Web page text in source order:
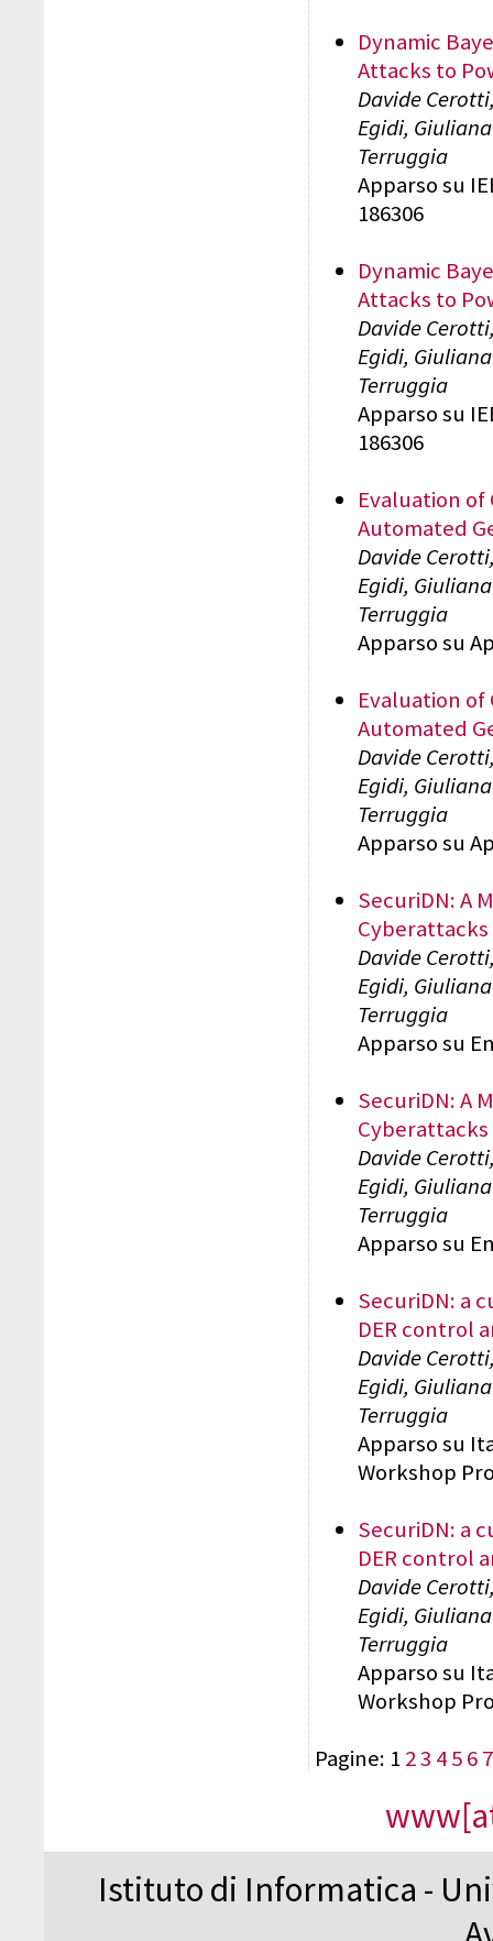
Dynamic
Attacks to
Davide
Egidi,
Terruggia
Apparso su
186306
Dynamic
Attacks to
Davide
Egidi,
Terruggia
Apparso su
186306
Evaluation
Automated
Davide
Egidi,
Terruggia
Apparso su
Evaluation
Automated
Davide
Egidi,
Terruggia
Apparso su
SecuriDN: A
Davide
Egidi,
Terruggia
Apparso su
SecuriDN: A
Davide
Egidi,
Terruggia
Apparso su
SecuriDN: a
DER control
Davide
Egidi,
Terruggia
Apparso su
Workshop
SecuriDN: a
DER control
Davide
Egidi,
Terruggia
Apparso su
Workshop
Pagine: 1 23 4567
Istituto di Informatica -